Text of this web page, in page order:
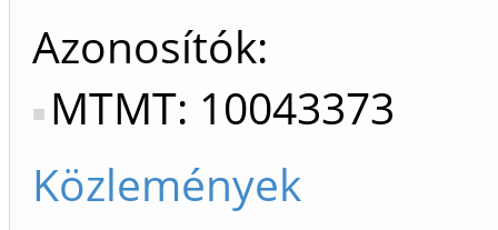
Azonosítók
MTMT: 10043373
Közlemények